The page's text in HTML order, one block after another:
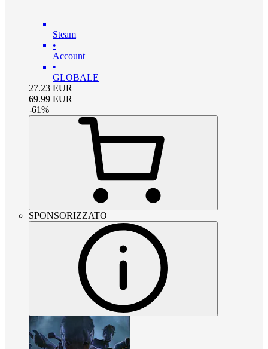
Steam
•
Account
•
GLOBALE
27.23 EUR
69.99 EUR
-61%
SPONSORIZZATO